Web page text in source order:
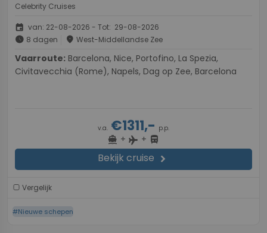
Celebrity Cruises
event van: 22-08-2026 - Tot: 29-08-2026
schedule 8 dagen place West-Middellandse Zee
Vaarroute:
Civitavecchia (Rome), Napels, Dag op Zee, Barcelona
v.a. €1311,- p.p.
directions_boat + flight + directions_bus
Bekijk cruise chevron_right
Vergelijk
#Nieuwe schepen